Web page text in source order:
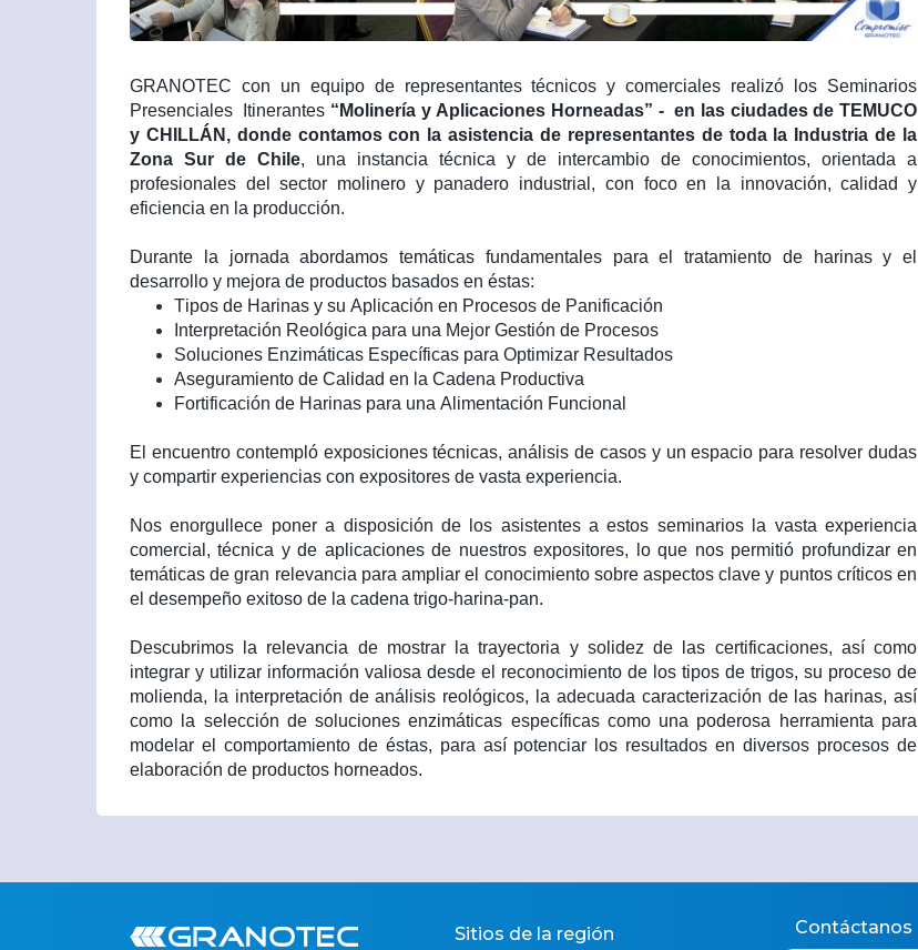
GRANOTEC con un equipo de representantes técnicos y comerciales realizó los Seminarios
Presenciales Itinerantes “Molinería y Aplicaciones Horneadas” - en las ciudades de TEMUCO
y CHILLÁN, donde contamos con la asistencia de representantes de toda la Industria de la
Zona Sur de Chile, una instancia técnica y de intercambio de conocimientos, orientada a
profesionales del sector molinero y panadero industrial, con foco en la innovación, calidad y
eficiencia en la producción.
Durante la jornada abordamos temáticas fundamentales para el tratamiento de harinas y el
desarrollo y mejora de productos basados en éstas:
Tipos de Harinas y su Aplicación en Procesos de Panificación
Interpretación Reológica para una Mejor Gestión de Procesos
Soluciones Enzimáticas Específicas para Optimizar Resultados
Aseguramiento de Calidad en la Cadena Productiva
Fortificación de Harinas para una Alimentación Funcional
El encuentro contempló exposiciones técnicas, análisis de casos y un espacio para resolver dudas
y compartir experiencias con expositores de vasta experiencia.
Nos enorgullece poner a disposición de los asistentes a estos seminarios la vasta experiencia
comercial, técnica y de aplicaciones de nuestros expositores, lo que nos permitió profundizar en
temáticas de gran relevancia para ampliar el conocimiento sobre aspectos clave y puntos críticos en
el desempeño exitoso de la cadena trigo-harina-pan.
Descubrimos la relevancia de mostrar la trayectoria y solidez de las certificaciones, así como
integrar y utilizar información valiosa desde el reconocimiento de los tipos de trigos, su proceso de
molienda, la interpretación de análisis reológicos, la adecuada caracterización de las harinas, así
como la selección de soluciones enzimáticas específicas como una poderosa herramienta para
modelar el comportamiento de éstas, para así potenciar los resultados en diversos procesos de
elaboración de productos horneados.
Sitios de la región Contáctanos